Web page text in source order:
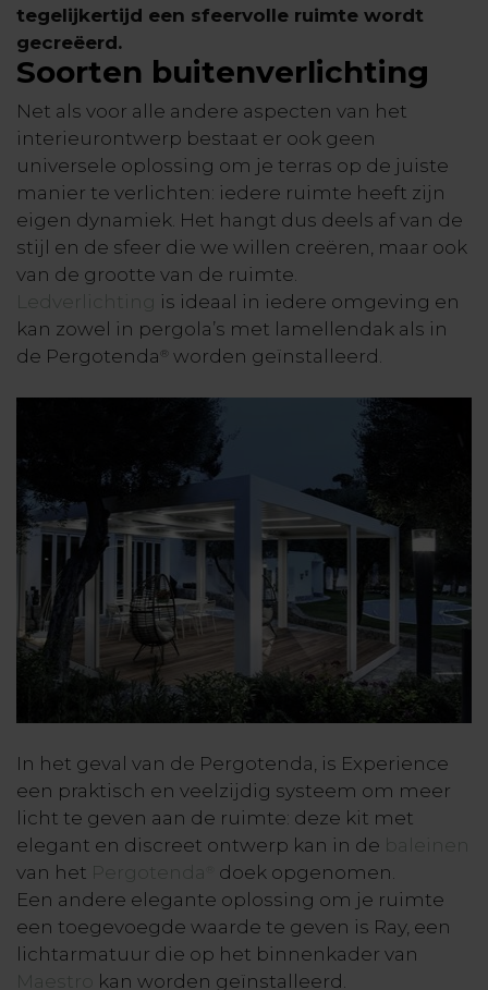
tegelijkertijd een sfeervolle ruimte wordt
gecreëerd.
Soorten buitenverlichting
Net als voor alle andere aspecten van het
interieurontwerp bestaat er ook geen
universele oplossing om je terras op de juiste
manier te verlichten: iedere ruimte heeft zijn
eigen dynamiek. Het hangt dus deels af van de
stijl en de sfeer die we willen creëren, maar ook
van de grootte van de ruimte.
Ledverlichting is ideaal in iedere omgeving en
kan zowel in pergola’s met lamellendak als in
de Pergotenda ® worden geïnstalleerd.
In het geval van de Pergotenda, is Experience
een praktisch en veelzijdig systeem om meer
licht te geven aan de ruimte: deze kit met
elegant en discreet ontwerp kan in de baleinen
van het Pergotenda
doek opgenomen.
Een andere elegante oplossing om je ruimte
een toegevoegde waarde te geven is Ray, een
lichtarmatuur die op het binnenkader van
Maestro kan worden geïnstalleerd.